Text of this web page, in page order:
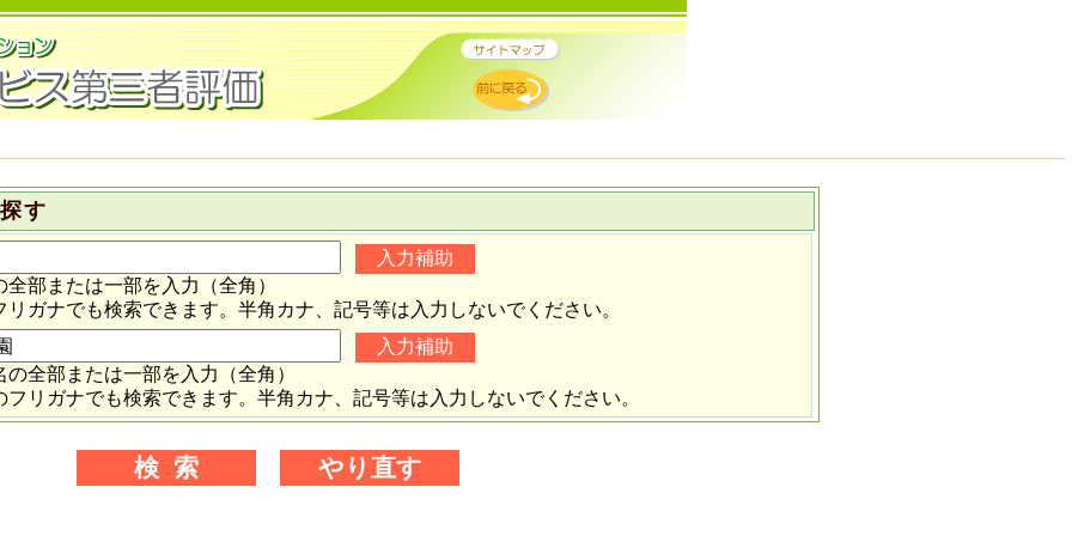
探す
部または一部を入力（全角）
リガナでも検索できます。半角カナ、記号等は入力しないでください。
全部または一部を入力（全角）
フリガナでも検索できます。半角カナ、記号等は入力しないでください。